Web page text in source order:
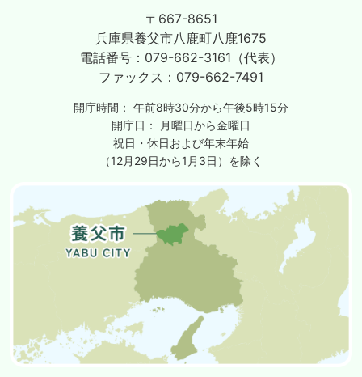
〒667-8651
兵庫県養父市八鹿町八鹿1675
電話番号： 079-662-3161（代表）
ファックス： 079-662-7491
開庁時間： 午前8時30分から午後5時15分
開庁日：
月曜日から金曜日
祝日・休日および年末年始
（12月29日から1月3日）を除く